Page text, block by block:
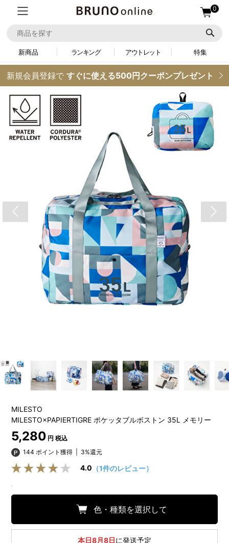
0
新商品 ランキング アウトレット 特集
新規会員登録で すぐに使える500円クーポンプレゼント
MILESTO
MILESTO×PAPIERTIGRE ポケッタブルボストン 35L メモリー
5,280 円 税込
144 ポイント獲得
3%還元
4.0 （1件のレビュー）
色・種類を選択して
本日8月8日に発送予定